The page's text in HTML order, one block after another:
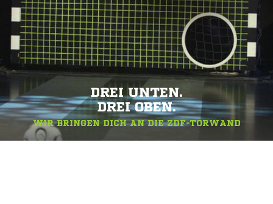
DREI UNTEN.
DREI OBEN.
WIR BRINGEN DICH AN DIE ZDF-TORWAND